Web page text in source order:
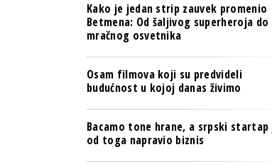
TECH I AI
PULS
NOVO NA
PULS
Kako je jedan strip zauvek promenio
Betmena: Od šaljivog superheroja do
mračnog osvetnika
Osam filmova koji su predvideli
budućnost u kojoj danas živimo
Bacamo tone hrane, a srpski startap
od toga napravio biznis